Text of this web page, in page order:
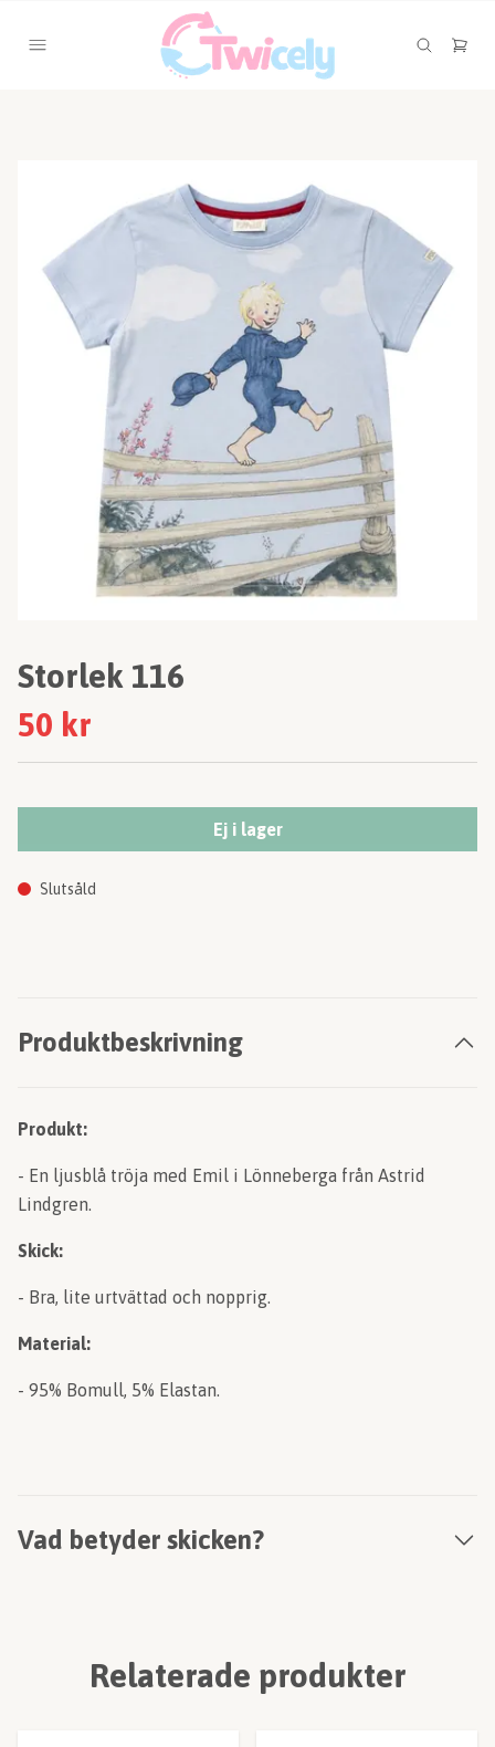
Storlek 116
50 kr
Ej i lager
Slutsåld
Produktbeskrivning
Produkt:
- En ljusblå tröja med Emil i Lönneberga från Astrid
Lindgren.
Skick:
- Bra, lite urtvättad och nopprig.
Material:
- 95% Bomull, 5% Elastan.
Vad betyder skicken?
Relaterade produkter